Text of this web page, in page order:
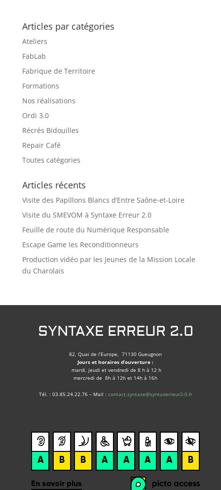
Articles par catégories
Ateliers
FabLab
Fabrique de Territoire
Formations
Nos réalisations
Ordi 3.0
Récrés Bidouilles
Repair Café
Toutes catégories
Articles récents
Visite des Papillons Blancs d’Entre Saône-et-Loire
Visite du SMEVOM à Syntaxe Erreur 2.0
Feuille de route du Numérique Responsable
Escape Game les Reconditionneurs
Production vidéo par les Jeunes de la Mission Locale
du Charolais
SYNTAXE ERREUR 2.0
82, Quai de l’Europe, 71130 Gueugnon
Jours et horaires d’ouverture :
mardi, jeudi et vendredi de 8 h à 12 h
mercredi de 8h à 12h et 14h à 16h
Tél. : 03.85.24.22.76 – Mail : contact.syntaxe@syntaxerreur2-0.fr